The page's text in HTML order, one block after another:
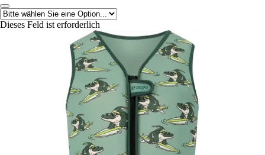
Dieses Feld ist erforderlich